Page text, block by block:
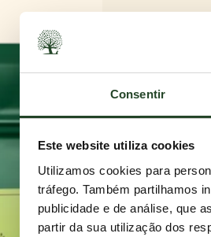
Consentir
Este website utiliza cookies
Utilizamos cookies para
tráfego. Também partilhamos
publicidade e de análise, que
partir da sua utilização dos